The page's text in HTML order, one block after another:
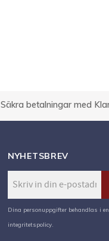
Säkra betalningar med
NYHETSBREV
Dina personuppgifter behandlas i
integritetspolicy